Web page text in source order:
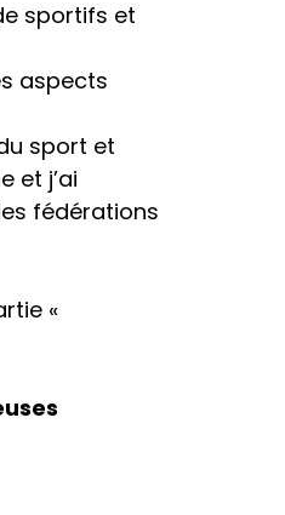
sportifs et
aspects
sport et
et j’ai
fédérations
«